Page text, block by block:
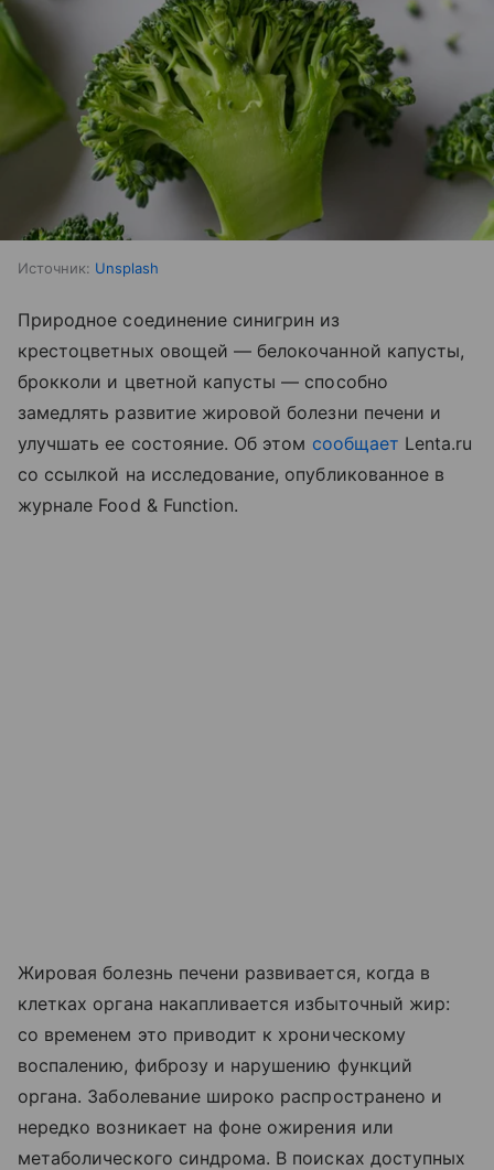
Источник: Unsplash
Природное соединение синигрин из
крестоцветных овощей — белокочанной капусты,
брокколи и цветной капусты — способно
замедлять развитие жировой болезни печени и
улучшать ее состояние. Об этом сообщает Lenta.ru
со ссылкой на исследование, опубликованное в
журнале Food & Function.
Жировая болезнь печени развивается, когда в
клетках органа накапливается избыточный жир:
со временем это приводит к хроническому
воспалению, фиброзу и нарушению функций
органа. Заболевание широко распространено и
нередко возникает на фоне ожирения или
метаболического синдрома. В поисках доступных